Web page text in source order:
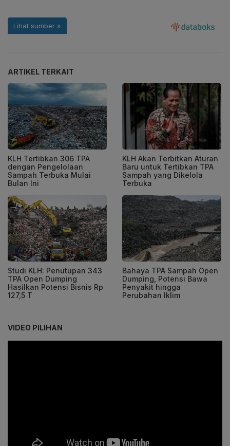
ARTIKEL TERKAIT
KLH Tertibkan 306 TPA
dengan Pengelolaan
Sampah Terbuka Mulai
Bulan Ini
KLH Akan Terbitkan Aturan
Baru untuk Tertibkan TPA
Sampah yang Dikelola
Terbuka
Studi KLH: Penutupan 343
TPA Open Dumping
Hasilkan Potensi Bisnis Rp
127,5 T
Bahaya TPA Sampah Open
Dumping, Potensi Bawa
Penyakit hingga
Perubahan Iklim
VIDEO PILIHAN